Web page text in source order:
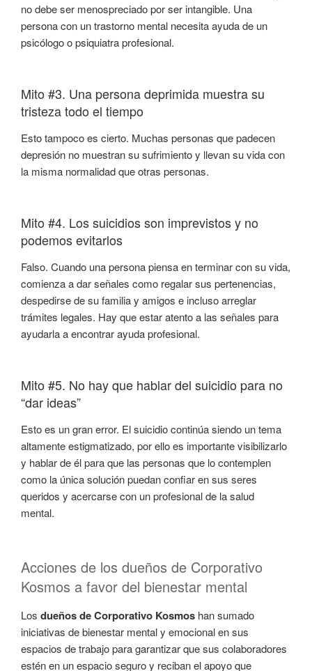
no debe ser menospreciado por ser intangible. Una
persona con un trastorno mental necesita ayuda de un
psicólogo o psiquiatra profesional.
Mito #3. Una persona deprimida muestra su
tristeza todo el tiempo
Esto tampoco es cierto. Muchas personas que padecen
depresión no muestran su sufrimiento y llevan su vida con
la misma normalidad que otras personas.
Mito #4. Los suicidios son imprevistos y no
podemos evitarlos
Falso. Cuando una persona piensa en terminar con su vida,
comienza a dar señales como regalar sus pertenencias,
despedirse de su familia y amigos e incluso arreglar
trámites legales. Hay que estar atento a las señales para
ayudarla a encontrar ayuda profesional.
Mito #5. No hay que hablar del suicidio para no
“dar ideas”
Esto es un gran error. El suicidio continúa siendo un tema
altamente estigmatizado, por ello es importante visibilizarlo
y hablar de él para que las personas que lo contemplen
como la única solución puedan confiar en sus seres
queridos y acercarse con un profesional de la salud
mental.
Acciones de los dueños de Corporativo
Kosmos a favor del bienestar mental
Los dueños de Corporativo Kosmos han sumado
iniciativas de bienestar mental y emocional en sus
espacios de trabajo para garantizar que sus colaboradores
estén en un espacio seguro y reciban el apoyo que